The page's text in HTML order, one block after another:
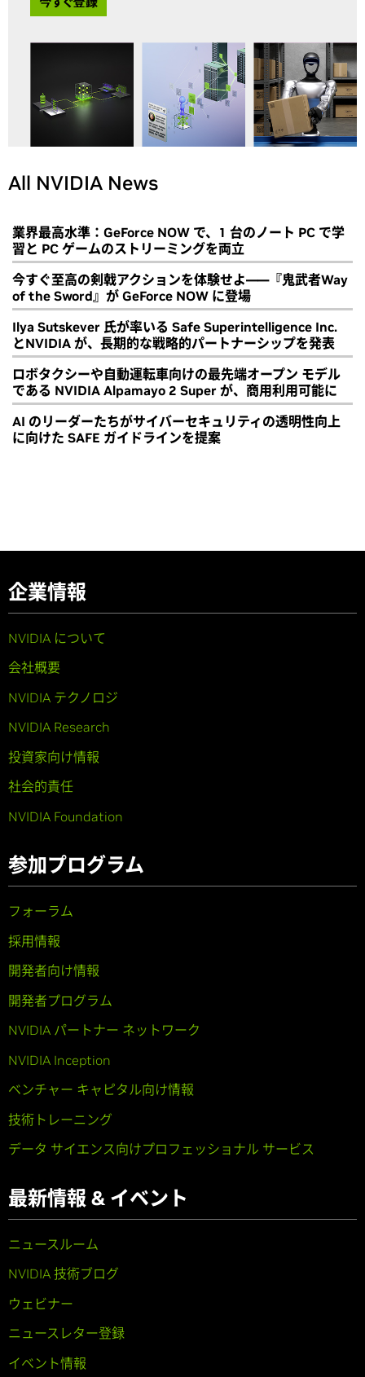
All NVIDIA News
業界最高水準：GeForce NOW で、1 台のノート PC で学
習と PC ゲームのストリーミングを両立
今すぐ至高の剣戟アクションを体験せよ――『鬼武者Way
of the Sword』が GeForce NOW に登場
Ilya Sutskever 氏が率いる Safe Superintelligence Inc.
とNVIDIA が、長期的な戦略的パートナーシップを発表
ロボタクシーや自動運転車向けの最先端オープン モデル
である NVIDIA Alpamayo 2 Super が、商用利用可能に
AI のリーダーたちがサイバーセキュリティの透明性向上
に向けた SAFE ガイドラインを提案
企業情報
NVIDIA について
会社概要
NVIDIA テクノロジ
NVIDIA Research
投資家向け情報
社会的責任
NVIDIA Foundation
参加プログラム
フォーラム
採用情報
開発者向け情報
開発者プログラム
NVIDIA パートナー ネットワーク
NVIDIA Inception
ベンチャー キャピタル向け情報
技術トレーニング
データ サイエンス向けプロフェッショナル サービス
最新情報 & イベント
ニュースルーム
NVIDIA 技術ブログ
ウェビナー
ニュースレター登録
イベント情報